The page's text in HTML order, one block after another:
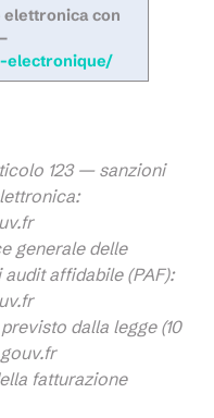
con
electronique/
123 — sanzioni
generale delle
affidabile (PAF):
dalla legge (10
fatturazione